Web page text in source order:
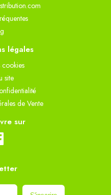
légales
site
de Vente
sur